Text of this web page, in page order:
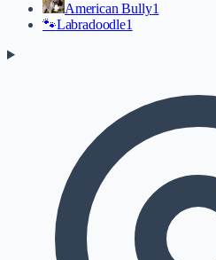
American Bully1
🐾Labradoodle1